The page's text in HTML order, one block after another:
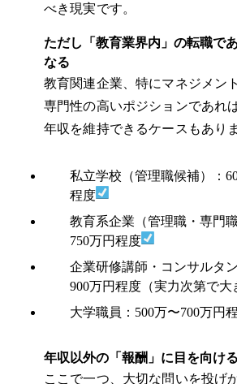
べき現実です。
ただし「教育業界内」の転職で
なる
教育関連企業、特にマネジメン
専門性の高いポジションであれ
年収を維持できるケースもあり
私立学校（管理職候補）：
程度
教育系企業（管理職・専門
750万円程度
企業研修講師・コンサルタ
900万円程度（実力次第で大
大学職員：500万〜700万円
年収以外の「報酬」に目を向ける
ここで一つ、大切な問いを投げ